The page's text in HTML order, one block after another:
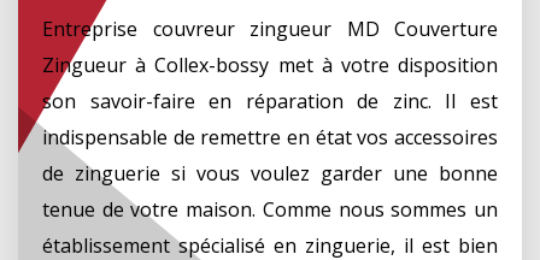
Entreprise couvreur zingueur MD Couverture
Zingueur à Collex-bossy met à votre disposition
son savoir-faire en réparation de zinc. Il est
indispensable de remettre en état vos accessoires
de zinguerie si vous voulez garder une bonne
tenue de votre maison. Comme nous sommes un
établissement spécialisé en zinguerie, il est bien